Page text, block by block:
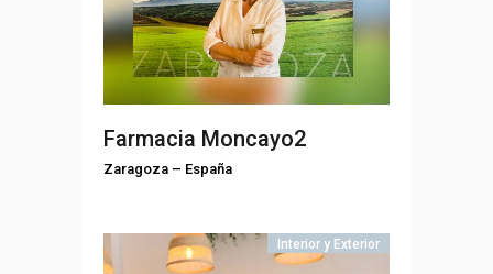
Farmacia Moncayo2
Zaragoza – España
Interior y Exterior